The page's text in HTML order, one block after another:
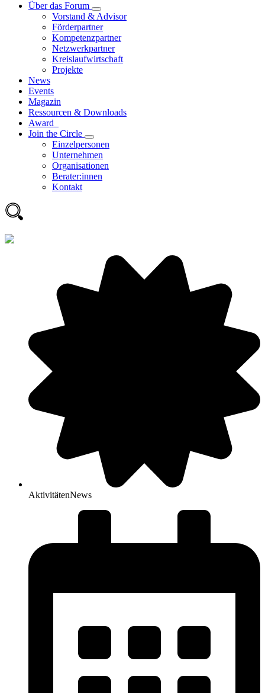
Über das Forum
Vorstand & Advisor
Förderpartner
Kompetenzpartner
Netzwerkpartner
Kreislaufwirtschaft
Projekte
News
Events
Magazin
Ressourcen & Downloads
Award
Join the Circle
Einzelpersonen
Unternehmen
Organisationen
Berater:innen
Kontakt
AktivitätenNews